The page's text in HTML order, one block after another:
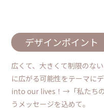
デザインポイント
広くて、大きくて制限のな
に広がる可能性をテーマ
into our lives！→「私たち
うメッセージを込めて。